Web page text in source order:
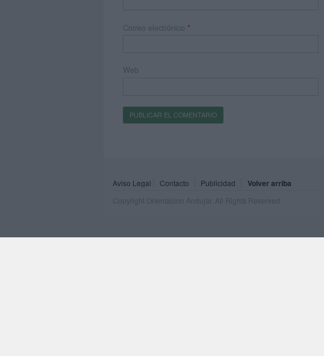
Correo electrónico *
Web
Aviso Legal Contacto Publicidad Volver arriba